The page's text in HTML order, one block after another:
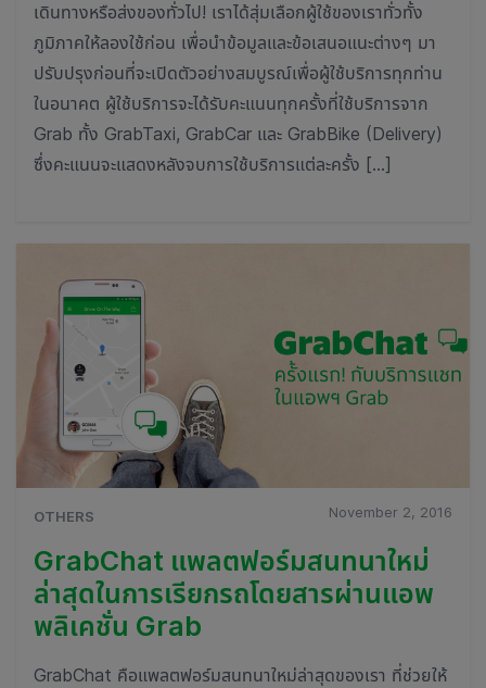
เดินทางหรือส่งของทั่วไป! เราได้สุ่มเลือกผู้ใช้ของเราทั่วทั้ง
ภูมิภาคให้ลองใช้ก่อน เพื่อนำข้อมูลและข้อเสนอแนะต่างๆ มา
ปรับปรุงก่อนที่จะเปิดตัวอย่างสมบูรณ์เพื่อผู้ใช้บริการทุกท่าน
ในอนาคต ผู้ใช้บริการจะได้รับคะแนนทุกครั้งที่ใช้บริการจาก
Grab ทั้ง GrabTaxi, GrabCar และ GrabBike (Delivery)
ซึ่งคะแนนจะแสดงหลังจบการใช้บริการแต่ละครั้ง […]
OTHERS November 2, 2016
GrabChat แพลตฟอร์มสนทนาใหม่
ล่าสุดในการเรียกรถโดยสารผ่านแอพ
พลิเคชั่น Grab
GrabChat คือแพลตฟอร์มสนทนาใหม่ล่าสุดของเรา ที่ช่วยให้